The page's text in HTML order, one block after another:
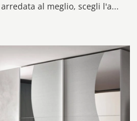
Se vuoi una zona del riposo arredata al meglio, scegli l'armadio Vario con ante scorrevoli di Maronese!